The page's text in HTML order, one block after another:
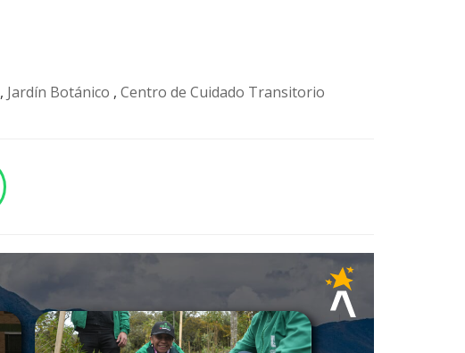
, Jardín Botánico , Centro de Cuidado Transitorio